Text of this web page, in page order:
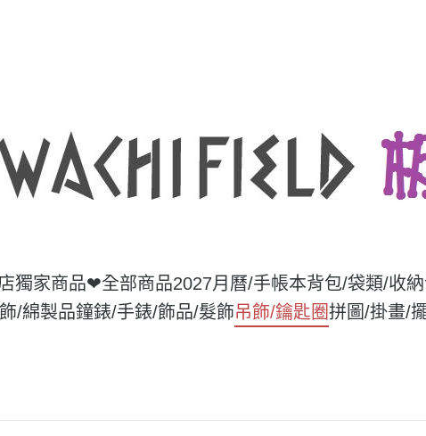
獨家商品❤全部商品2027月曆/手帳本背包/袋類/收
/綿製品鐘錶/手錶/飾品/髮飾吊飾/鑰匙圈拼圖/掛畫/